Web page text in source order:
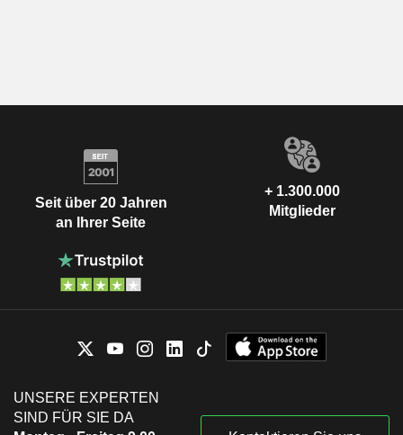
Seit über 20 Jahren
an Ihrer Seite
+ 1.300.000
Mitglieder
UNSERE EXPERTEN
SIND FÜR SIE DA